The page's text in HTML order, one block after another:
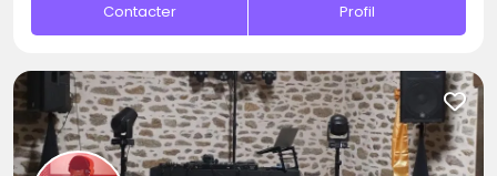
Contacter Profil